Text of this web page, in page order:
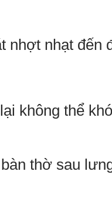
nhợt nhạt đến
không thể
thờ sau